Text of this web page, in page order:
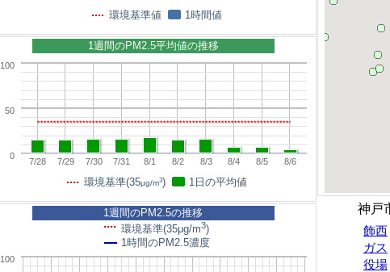
環境基準値 1時間値
7/28 7/29 7/30 7/31 8/1 8/2 8/3 8/4 8/5 8/6
0
50
100
1週間のPM2.5平均値の推移
環境基準(35μg/m3) 1日の平均値
100
1週間のPM2.5の推移
環境基準(35μg/m3)
1時間のPM2.5濃度
神戸
飾西
ガス
役場